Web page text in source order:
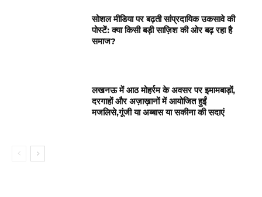
सोशल मीडिया पर बढ़ती सांप्रदायिक उकसावे की
पोस्टें: क्या किसी बड़ी साज़िश की ओर बढ़ रहा है
समाज?
लखनऊ में आठ मोहर्रम के अवसर पर इमामबाड़ों,
दरगाहों और अज़ाख़ानों में आयोजित हुईं
मजलिसे,गूंजी या अब्बास या सकीना की सदाएं